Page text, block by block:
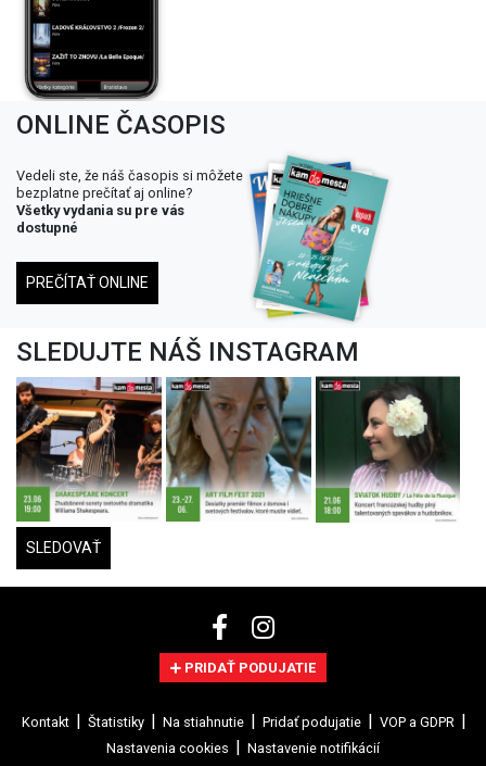
ONLINE ČASOPIS
Vedeli ste, že náš časopis si môžete
bezplatne prečítať aj online?
Všetky vydania su pre vás
dostupné
PREČÍTAŤ ONLINE
SLEDUJTE NÁŠ INSTAGRAM
SLEDOVAŤ
PRIDAŤ PODUJATIE
Kontakt Štatistiky Na stiahnutie Pridať podujatie
VOP a GDPR
Nastavenia cookies
Nastavenie notifikácií